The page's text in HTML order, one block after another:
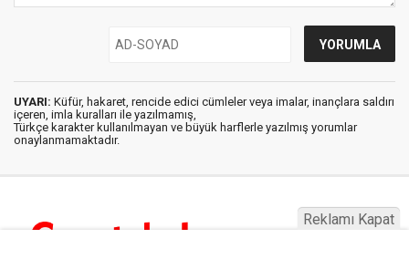
UYARI: Küfür, hakaret, rencide edici cümleler veya imalar, inançlara saldırı
içeren, imla kuralları ile yazılmamış,
Türkçe karakter kullanılmayan ve büyük harflerle yazılmış yorumlar
onaylanmamaktadır.
Reklamı Kapat